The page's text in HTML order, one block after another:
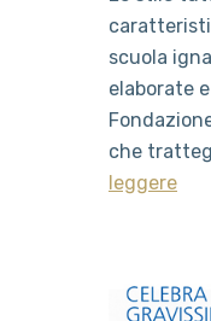
scuola
elaborate
che
leggere